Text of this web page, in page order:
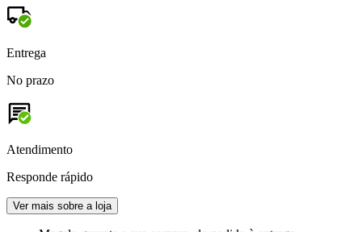
Entrega
No prazo
Atendimento
Responde rápido
Ver mais sobre a loja